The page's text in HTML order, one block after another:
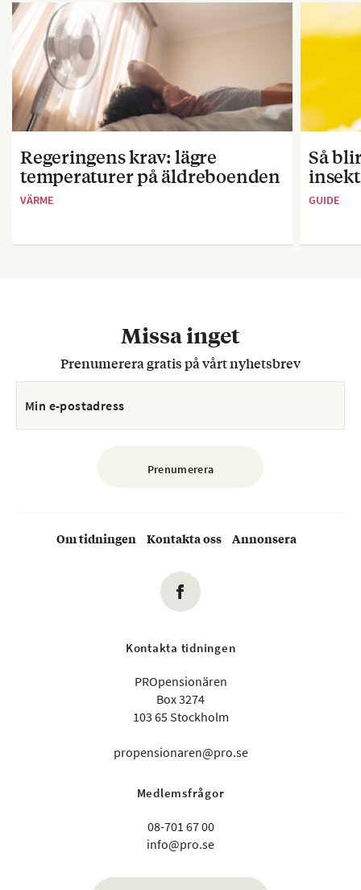
Regeringens krav: lägre
temperaturer på äldreboenden
VÄRME
Så
GUIDE
Missa inget
Prenumerera gratis på vårt nyhetsbrev
Om tidningen Kontakta oss Annonsera
Kontakta tidningen
PROpensionären
Box 3274
103 65 Stockholm
propensionaren@pro.se
Medlemsfrågor
08-701 67 00
info@pro.se